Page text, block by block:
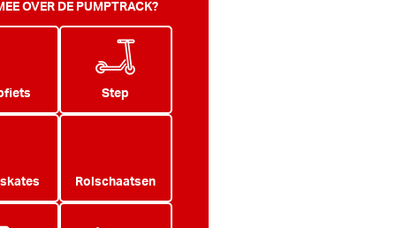
OVER DE PUMPTRACK?
Step
Rolschaatsen